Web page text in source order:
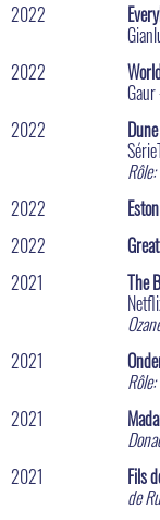
2022
2022
Gaur
2022
2022
2022
2021
The
2021
2021
2021
Fils
de